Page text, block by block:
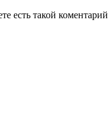
есть такой коментарий